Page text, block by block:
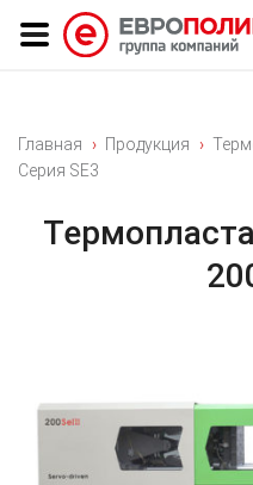
Главная Продукция
Серия SE3